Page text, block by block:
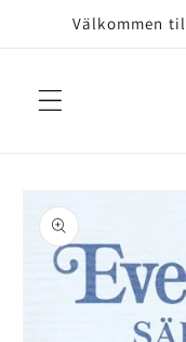
vidareVälkommen